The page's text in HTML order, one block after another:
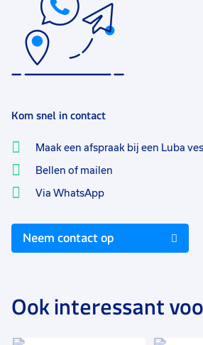
Kom snel in contact
Maak een afspraak bij een Luba
Bellen of mailen
Via WhatsApp
Neem contact op
Ook interessant